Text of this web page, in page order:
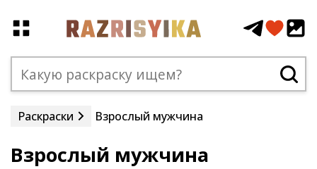
Раскраски Взрослый мужчина
Взрослый мужчина